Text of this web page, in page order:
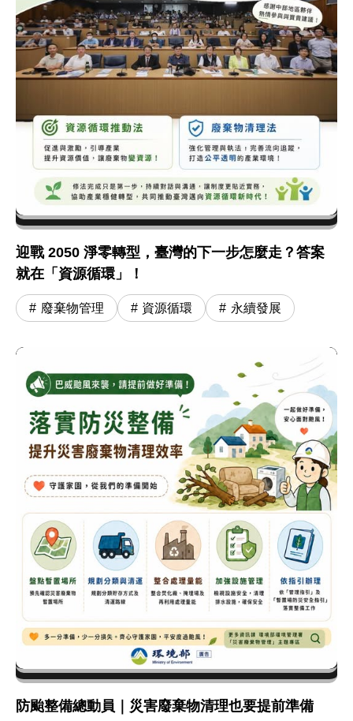
迎戰 2050 淨零轉型，臺灣的下一步怎麼走？答案
就在「資源循環」！
廢棄物管理 資源循環 永續發展
防颱整備總動員｜災害廢棄物清理也要提前準備